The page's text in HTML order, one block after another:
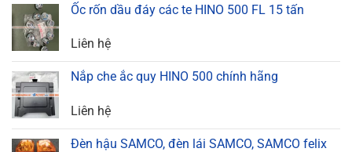
Ốc rốn dầu đáy các te HINO 500 FL 15 tấn
Liên hệ
Nắp che ắc quy HINO 500 chính hãng
Liên hệ
Đèn hậu SAMCO, đèn lái SAMCO, SAMCO felix